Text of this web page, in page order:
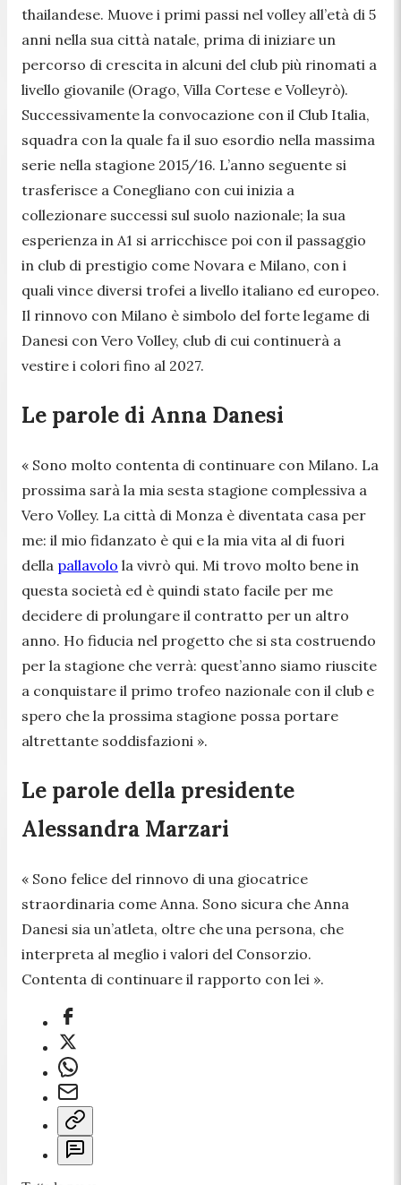
thailandese. Muove i primi passi nel volley all’età di 5
anni nella sua città natale, prima di iniziare un
percorso di crescita in alcuni del club più rinomati a
livello giovanile (Orago, Villa Cortese e Volleyrò).
Successivamente la convocazione con il Club Italia,
squadra con la quale fa il suo esordio nella massima
serie nella stagione 2015/16. L’anno seguente si
trasferisce a Conegliano con cui inizia a
collezionare successi sul suolo nazionale; la sua
esperienza in A1 si arricchisce poi con il passaggio
in club di prestigio come Novara e Milano, con i
quali vince diversi trofei a livello italiano ed europeo.
Il rinnovo con Milano è simbolo del forte legame di
Danesi con Vero Volley, club di cui continuerà a
vestire i colori fino al 2027.
Le parole di Anna Danesi
« Sono molto contenta di continuare con Milano. La
prossima sarà la mia sesta stagione complessiva a
Vero Volley. La città di Monza è diventata casa per
me: il mio fidanzato è qui e la mia vita al di fuori
della pallavolo la vivrò qui. Mi trovo molto bene in
questa società ed è quindi stato facile per me
decidere di prolungare il contratto per un altro
anno. Ho fiducia nel progetto che si sta costruendo
per la stagione che verrà: quest’anno siamo riuscite
a conquistare il primo trofeo nazionale con il club e
spero che la prossima stagione possa portare
altrettante soddisfazioni ».
Le parole della presidente
Alessandra Marzari
« Sono felice del rinnovo di una giocatrice
straordinaria come Anna. Sono sicura che Anna
Danesi sia un’atleta, oltre che una persona, che
interpreta al meglio i valori del Consorzio.
Contenta di continuare il rapporto con lei ».